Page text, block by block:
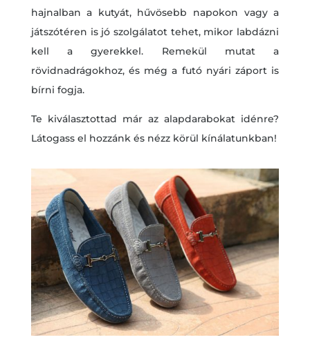
hajnalban a kutyát, hűvösebb napokon vagy a
játszótéren is jó szolgálatot tehet, mikor labdázni
kell a gyerekkel. Remekül mutat a
rövidnadrágokhoz, és még a futó nyári záport is
bírni fogja.
Te kiválasztottad már az alapdarabokat idénre?
Látogass el hozzánk és nézz körül kínálatunkban!